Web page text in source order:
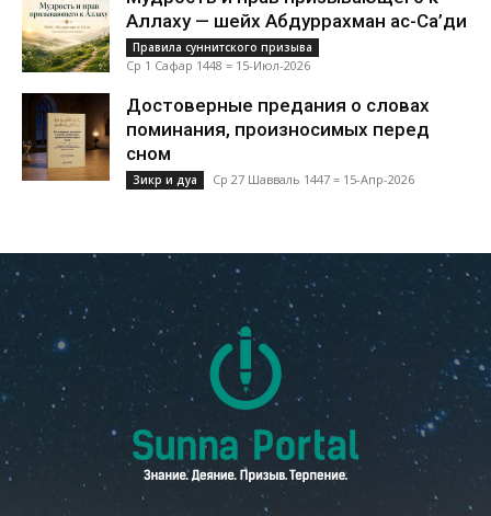
Аллаху — шейх Абдуррахман ас-Са’ди
Правила суннитского призыва
Ср 1 Сафар 1448 = 15-Июл-2026
Достоверные предания о словах
поминания, произносимых перед
сном
Зикр и дуа Ср 27 Шавваль 1447 = 15-Апр-2026